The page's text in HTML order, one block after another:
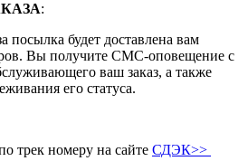
:
посылка будет доставлена вам
Вы получите СМС-оповещение с
ваш заказ, а также
его статуса.
трек номеру на сайте СДЭК>>